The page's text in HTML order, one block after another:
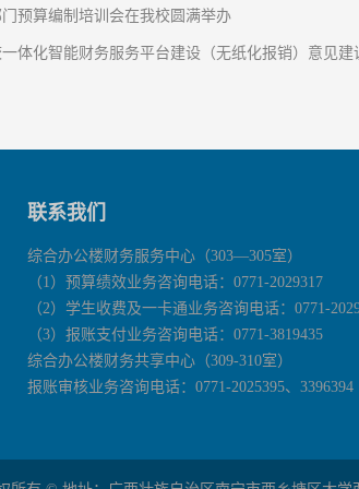
预算编制培训会在我校圆满举办
体化智能财务服务平台建设（无纸化报销）意见建
联系我们
综合办公楼财务服务中心（303—305室）
（1）预算绩效业务咨询电话：0771-2029317
（2）学生收费及一卡通业务咨询电话：0771-
（3）报账支付业务咨询电话：0771-3819435
综合办公楼财务共享中心（309-310室）
报账审核业务咨询电话：0771-2025395、3396394